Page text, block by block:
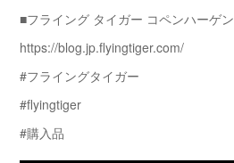
■フライング タイガー コペンハーゲン
https://blog.jp.flyingtiger.com/
#フライングタイガー
#flyingtiger
#購入品